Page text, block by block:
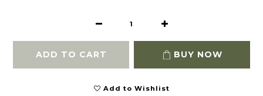
ADD TO CART BUY NOW
Add to Wishlist